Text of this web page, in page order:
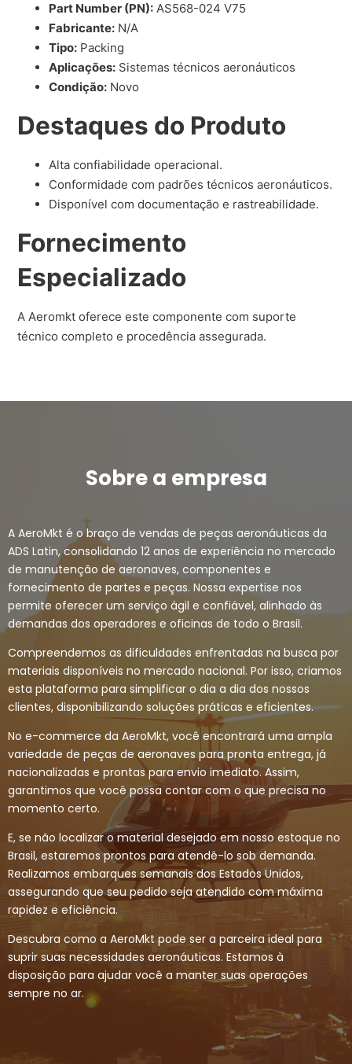
Part Number (PN): AS568-024 V75
Fabricante: N/A
Tipo: Packing
Aplicações: Sistemas técnicos aeronáuticos
Condição: Novo
Destaques do Produto
Alta confiabilidade operacional.
Conformidade com padrões técnicos aeronáuticos.
Disponível com documentação e rastreabilidade.
Fornecimento
Especializado
A Aeromkt oferece este componente com suporte
técnico completo e procedência assegurada.
Sobre a empresa
A AeroMkt é o braço de vendas de peças aeronáuticas da
ADS Latin, consolidando 12 anos de experiência no mercado
de manutenção de aeronaves, componentes e
fornecimento de partes e peças. Nossa expertise nos
permite oferecer um serviço ágil e confiável, alinhado às
demandas dos operadores e oficinas de todo o Brasil.
Compreendemos as dificuldades enfrentadas na busca por
materiais disponíveis no mercado nacional. Por isso, criamos
esta plataforma para simplificar o dia a dia dos nossos
clientes, disponibilizando soluções práticas e eficientes.
No e-commerce da AeroMkt, você encontrará uma ampla
variedade de peças de aeronaves para pronta entrega, já
nacionalizadas e prontas para envio imediato. Assim,
garantimos que você possa contar com o que precisa no
momento certo.
E, se não localizar o material desejado em nosso estoque no
Brasil, estaremos prontos para atendê-lo sob demanda.
Realizamos embarques semanais dos Estados Unidos,
assegurando que seu pedido seja atendido com máxima
rapidez e eficiência.
Descubra como a AeroMkt pode ser a parceira ideal para
suprir suas necessidades aeronáuticas. Estamos à
disposição para ajudar você a manter suas operações
sempre no ar.